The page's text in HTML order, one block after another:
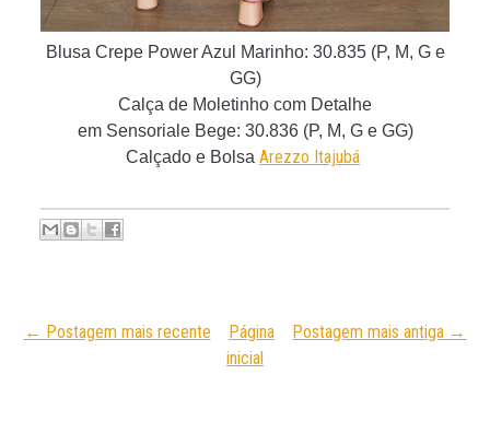
Blusa Crepe Power Azul Marinho: 30.835 (P, M, G e
GG)
Calça de Moletinho com Detalhe
em Sensoriale Bege: 30.836 (P, M, G e GG)
Calçado e Bolsa Arezzo Itajubá
← Postagem mais recente Postagem mais antiga →
Página
inicial